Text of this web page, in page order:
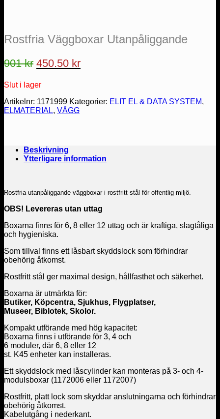
Rostfria Väggboxar Utanpåliggande
901kr Det
priset
var:
901 kr.
450.50 krDet
är:
Slut i lager
Artikelnr: 1171999 Kategorier: ELIT EL & DATA SYSTEM,
ELMATERIAL, VÄGG
Beskrivning
Ytterligare information
Rostfria utanpåliggande väggboxar i rostfritt stål för offentlig miljö.
OBS! Levereras utan uttag
Boxarna finns för 6, 8 eller 12 uttag och är kraftiga, slagtåliga
och hygieniska.
Som tillval finns ett låsbart skyddslock som förhindrar
obehörig åtkomst.
Rostfritt stål ger maximal design, hållfasthet och säkerhet.
Boxarna är utmärkta för:
Butiker, Köpcentra, Sjukhus, Flygplatser,
Museer, Biblotek, Skolor.
Kompakt utförande med hög kapacitet:
Boxarna finns i utförande för 3, 4 och
6 moduler, där 6, 8 eller 12
st. K45 enheter kan installeras.
Ett skyddslock med låscylinder kan monteras på 3- och 4-
modulsboxar (1172006 eller 1172007)
Rostfritt, platt lock som skyddar anslutningarna och förhindrar
obehörig åtkomst.
Kabelutgång i nederkant.